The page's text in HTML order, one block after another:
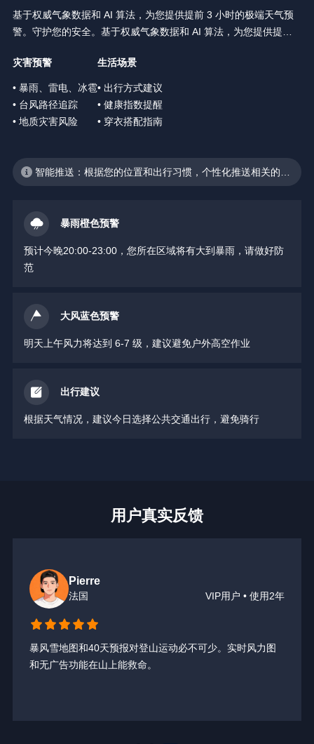
基于权威气象数据和 AI 算法，为您提供提前 3 小时的极端天气预
警。守护您的安全。基于权威气象数据和 AI 算法，为您提供提前 3
灾害预警
• 暴雨、雷电、冰雹
• 台风路径追踪
• 地质灾害风险
生活场景
• 出行方式建议
• 健康指数提醒
• 穿衣搭配指南
智能推送：根据您的位置和出行习惯，个性化推送相关的天
暴雨橙色预警
预计今晚20:00-23:00，您所在区域将有大到暴雨，请做好防
范
大风蓝色预警
明天上午风力将达到 6-7 级，建议避免户外高空作业
出行建议
根据天气情况，建议今日选择公共交通出行，避免骑行
用户真实反馈
Pierre
法国 VIP用户 • 使用2年
暴风雪地图和40天预报对登山运动必不可少。实时风力图
和无广告功能在山上能救命。